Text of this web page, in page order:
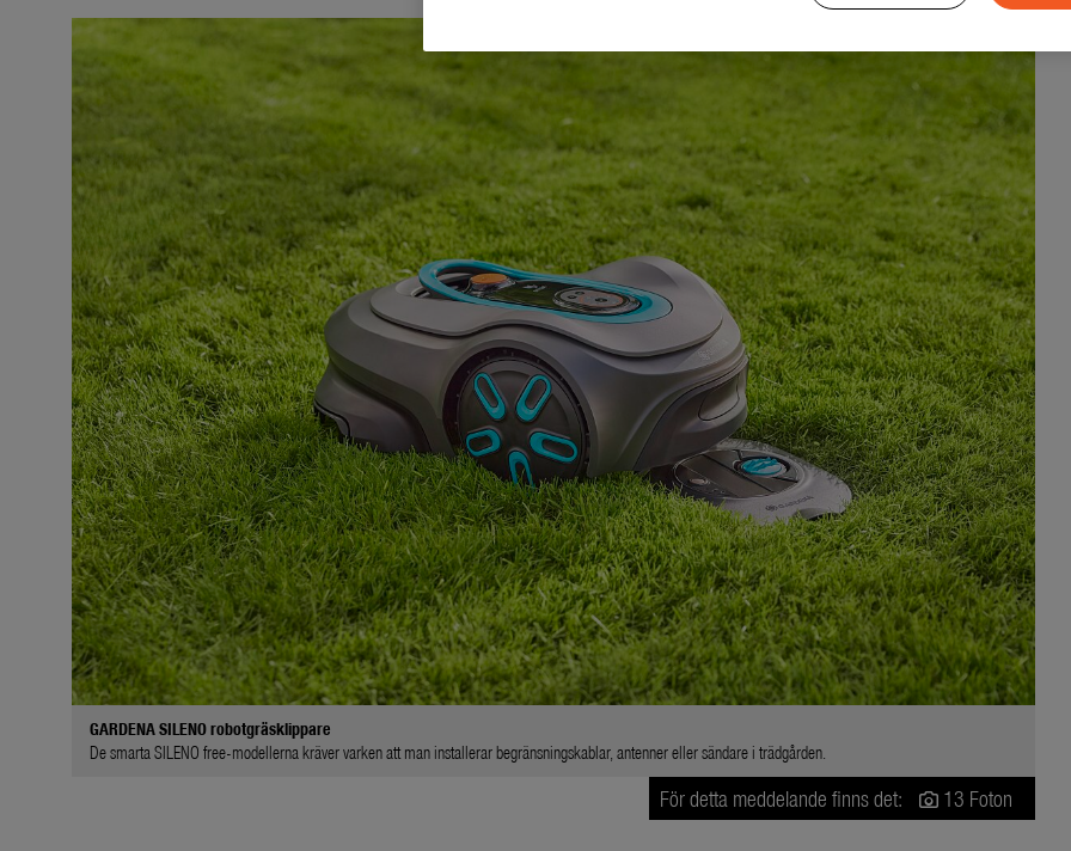
GARDENA SILENO robotgräsklippare
De smarta SILENO free-modellerna kräver varken att man installerar begränsningskablar, antenner eller sändare i trädgården.
För detta meddelande finns det: 13 Foton